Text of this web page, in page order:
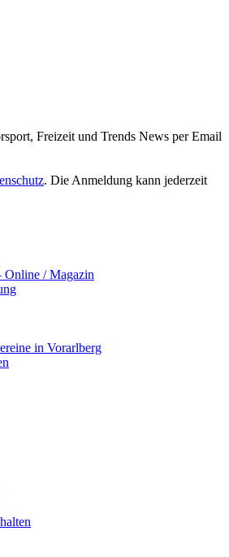
Freizeit und Trends News per Email
. Die Anmeldung kann jederzeit
Online / Magazin
in Vorarlberg